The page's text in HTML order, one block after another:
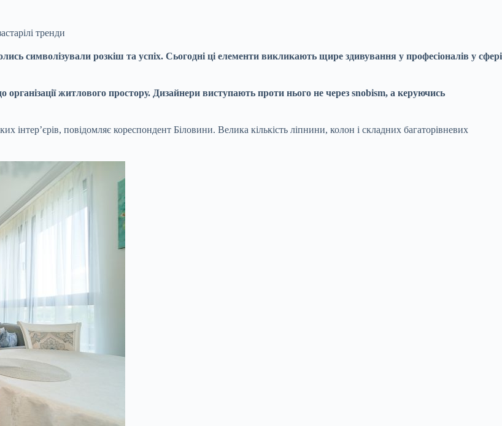
тренди
символізували розкіш та успіх. Сьогодні ці елементи викликають щире здивування у професіоналів у сфері
житлового простору. Дизайнери виступають проти нього не через snobism, а керуючись
інтер’єрів, повідомляє кореспондент Біловини. Велика кількість ліпнини, колон і складних багаторівневих